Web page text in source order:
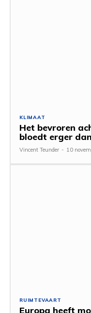
KLIMAAT
Het bevroren
bloedt erger
Vincent Teunder - 10
RUIMTEVAART
Europa heeft